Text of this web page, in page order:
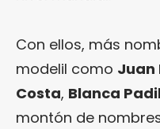
Con ellos, más
modelil como Juan
Costa, Blanca
montón de